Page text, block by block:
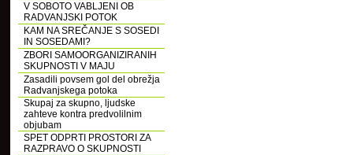
V SOBOTO VABLJENI OB
RADVANJSKI POTOK
KAM NA SREČANJE S SOSEDI
IN SOSEDAMI?
ZBORI SAMOORGANIZIRANIH
SKUPNOSTI V MAJU
Zasadili povsem gol del obrežja
Radvanjskega potoka
Skupaj za skupno, ljudske
zahteve kontra predvolilnim
objubam
SPET ODPRTI PROSTORI ZA
RAZPRAVO O SKUPNOSTI